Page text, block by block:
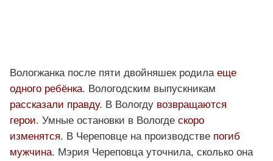
Вологжанка после пяти двойняшек родила еще
одного ребёнка. Вологодским выпускникам
рассказали правду. В Вологду возвращаются
герои. Умные остановки в Вологде скоро
изменятся. В Череповце на производстве погиб
мужчина. Мэрия Череповца уточнила, сколько она